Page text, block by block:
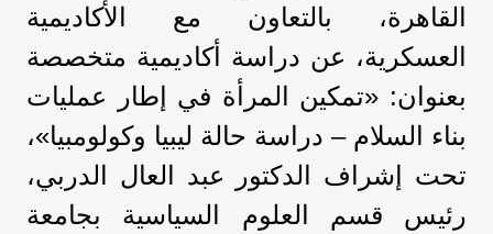
القاهرة، بالتعاون مع الأكاديمية
العسكرية، عن دراسة أكاديمية متخصصة
بعنوان: «تمكين المرأة في إطار عمليات
بناء السلام – دراسة حالة ليبيا وكولومبيا»،
تحت إشراف الدكتور عبد العال الدربي،
رئيس قسم العلوم السياسية بجامعة